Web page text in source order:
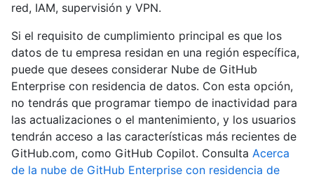
red, IAM, supervisión y VPN.
Si el requisito de cumplimiento principal es que los
datos de tu empresa residan en una región específica,
puede que desees considerar Nube de GitHub
Enterprise con residencia de datos. Con esta opción,
no tendrás que programar tiempo de inactividad para
las actualizaciones o el mantenimiento, y los usuarios
tendrán acceso a las características más recientes de
GitHub.com, como GitHub Copilot. Consulta Acerca
de la nube de GitHub Enterprise con residencia de